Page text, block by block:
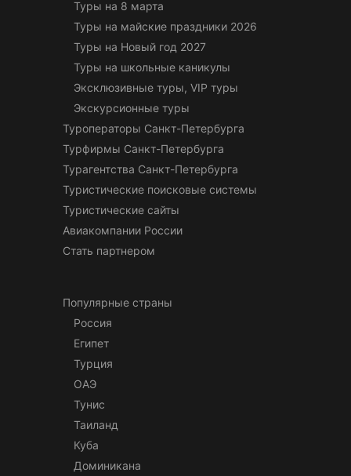
Туры на 8 марта
Туры на майские праздники 2026
Туры на Новый год 2027
Туры на школьные каникулы
Эксклюзивные туры, VIP туры
Экскурсионные туры
Туроператоры Санкт-Петербурга
Турфирмы Санкт-Петербурга
Турагентства Санкт-Петербурга
Туристические поисковые системы
Туристические сайты
Авиакомпании России
Стать партнером
Популярные страны
Россия
Египет
Турция
ОАЭ
Тунис
Таиланд
Куба
Доминикана